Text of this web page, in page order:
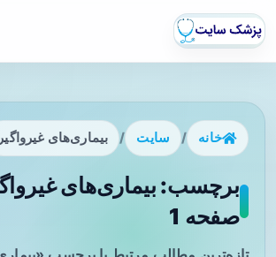
خانه / سایت / بیماری‌های غیرواگیر
برچسب: بیماری‌های
صفحه 1